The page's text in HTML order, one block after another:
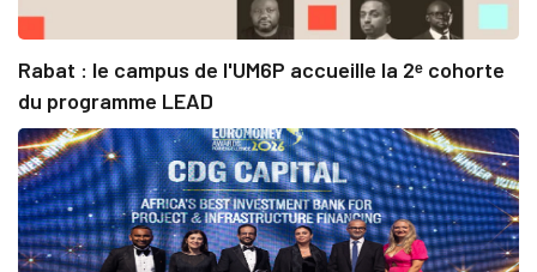
Rabat : le campus de l'UM6P accueille la 2ᵉ cohorte
du programme LEAD